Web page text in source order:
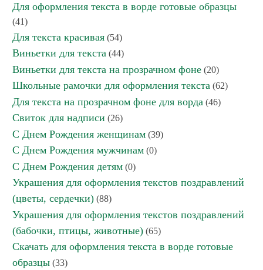
Для оформления текста в ворде готовые образцы
(41)
Для текста красивая (54)
Виньетки для текста (44)
Виньетки для текста на прозрачном фоне (20)
Школьные рамочки для оформления текста (62)
Для текста на прозрачном фоне для ворда (46)
Свиток для надписи (26)
С Днем Рождения женщинам (39)
С Днем Рождения мужчинам (0)
С Днем Рождения детям (0)
Украшения для оформления текстов поздравлений
(цветы, сердечки) (88)
Украшения для оформления текстов поздравлений
(бабочки, птицы, животные) (65)
Скачать для оформления текста в ворде готовые
образцы (33)